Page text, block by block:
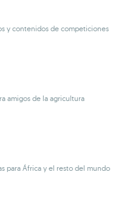
y contenidos de competiciones
amigos de la agricultura
para África y el resto del mundo